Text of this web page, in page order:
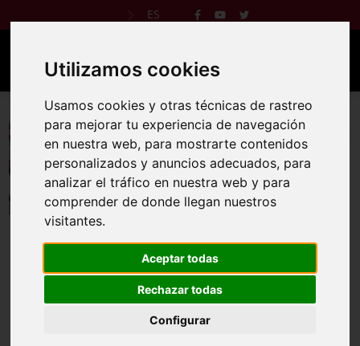
Utilizamos cookies
Usamos cookies y otras técnicas de rastreo
para mejorar tu experiencia de navegación
en nuestra web, para mostrarte contenidos
personalizados y anuncios adecuados, para
analizar el tráfico en nuestra web y para
comprender de donde llegan nuestros
visitantes.
Aceptar todas
Rechazar todas
Configurar
ES
Badajoz Race Guareña
19 oct 2024
Reglamento Web oficial
Edu-K Villanueva con la colaboración del Ayuntamiento de
Guareña y el Centro Deportivo ARBELECOS, organiza la
Badajoz Race Guareña el sábado 19 de octubre.